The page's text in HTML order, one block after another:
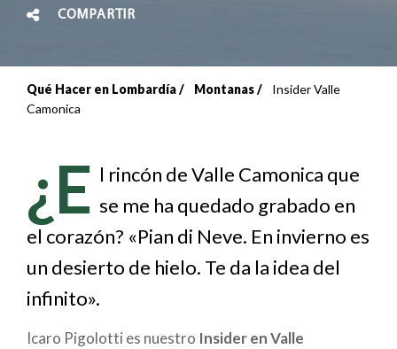
COMPARTIR
Sobrescribir
de
ayuda
a
la
navegación
Qué Hacer en Lombardía Montanas
Insider Valle
Camonica
¿E l rincón de Valle Camonica que
se me ha quedado grabado en
el corazón? «Pian di Neve. En invierno es
un desierto de hielo. Te da la idea del
infinito».
Icaro Pigolotti es nuestro Insider en Valle